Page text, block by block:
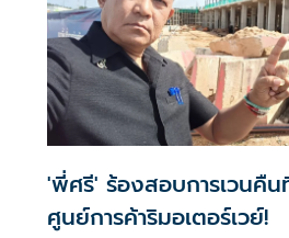
'พี่ศรี' ร้องสอบการเวนคืน
ศูนย์การค้าริมอเตอร์เวย์!